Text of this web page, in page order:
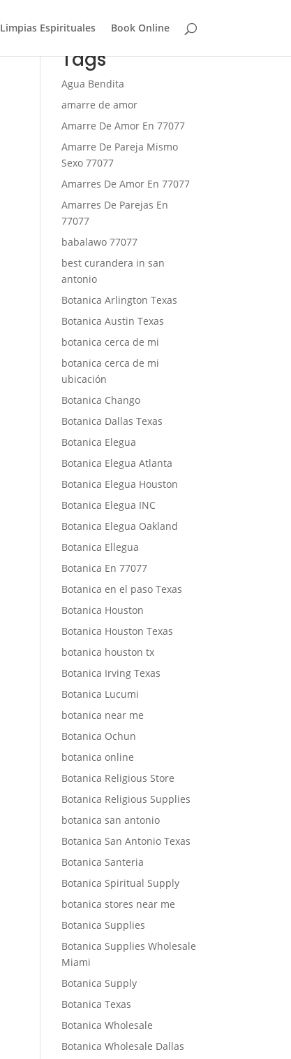
Limpias Espirituales Book Online
Tags
Agua Bendita
amarre de amor
Amarre De Amor En 77077
Amarre De Pareja Mismo
Sexo 77077
Amarres De Amor En 77077
Amarres De Parejas En
77077
babalawo 77077
best curandera in san
antonio
Botanica Arlington Texas
Botanica Austin Texas
botanica cerca de mi
botanica cerca de mi
ubicación
Botanica Chango
Botanica Dallas Texas
Botanica Elegua
Botanica Elegua Atlanta
Botanica Elegua Houston
Botanica Elegua INC
Botanica Elegua Oakland
Botanica Ellegua
Botanica En 77077
Botanica en el paso Texas
Botanica Houston
Botanica Houston Texas
botanica houston tx
Botanica Irving Texas
Botanica Lucumi
botanica near me
Botanica Ochun
botanica online
Botanica Religious Store
Botanica Religious Supplies
botanica san antonio
Botanica San Antonio Texas
Botanica Santeria
Botanica Spiritual Supply
botanica stores near me
Botanica Supplies
Botanica Supplies Wholesale
Miami
Botanica Supply
Botanica Texas
Botanica Wholesale
Botanica Wholesale Dallas